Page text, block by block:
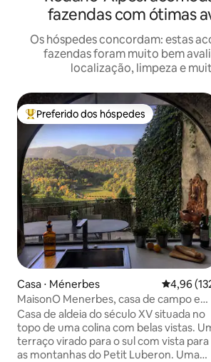
fazendas com ótimas
Os hóspedes concordam: estas
fazendas foram muito bem
localização, limpeza e
Entre os melhores preferidos dos
Preferido dos hóspedes
Casa ⋅ Ménerbes 4,96 de
4,96
MaisonO Menerbes, casa de campo em
Provença
Casa de aldeia do século XV situada no
topo de uma colina com belas vistas.
terraço virado para o sul com vista para
as montanhas do Petit Luberon. Uma